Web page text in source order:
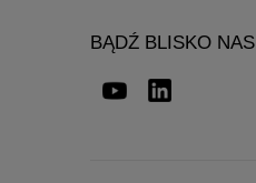
BĄDŹ BLISKO NAS